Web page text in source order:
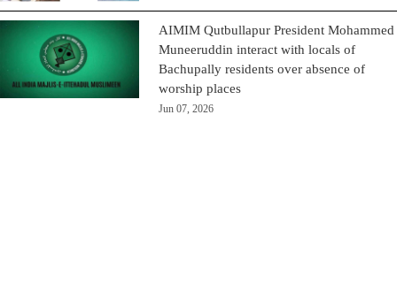
AIMIM Qutbullapur President Mohammed
Muneeruddin interact with locals of
Bachupally residents over absence of
worship places
Jun 07, 2026